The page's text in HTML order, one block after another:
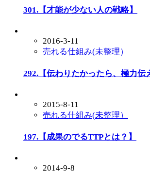
301.【才能が少ない人の戦略】
2016-3-11
売れる仕組み(未整理）
292.【伝わりたかったら、極力伝
2015-8-11
売れる仕組み(未整理）
197.【成果のでるTTPとは？】
2014-9-8